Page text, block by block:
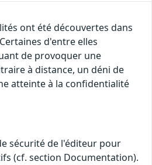
ont été découvertes dans
d'entre elles
de provoquer une
à distance, un déni de
atteinte à la confidentialité
sécurité de l'éditeur pour
(cf. section Documentation).